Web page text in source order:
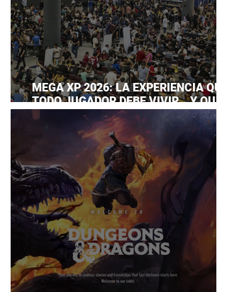
MEGA XP 2026: LA EXPERIENCIA QUE
TODO JUGADOR DEBE VIVIR… Y QUE
AHORA PUEDES DISFRUTAR A TU